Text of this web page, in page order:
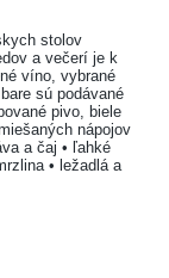
stolov
a večerí je k
víno, vybrané
sú podávané
pivo, biele
nápojov
a čaj • ľahké
• ležadlá a